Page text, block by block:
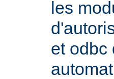
les
et odbc